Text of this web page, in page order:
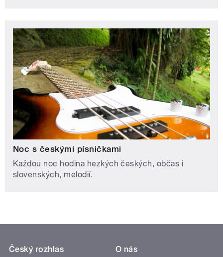
Noc s českými písničkami
Každou noc hodina hezkých českých, občas i
slovenských, melodií.
Český rozhlas
O nás